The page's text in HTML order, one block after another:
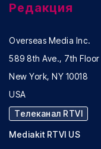
Редакция
Overseas Media Inc.
589 8th Ave., 7th Floor
New York, NY 10018
USA
Телеканал RTVI
Mediakit RTVI US